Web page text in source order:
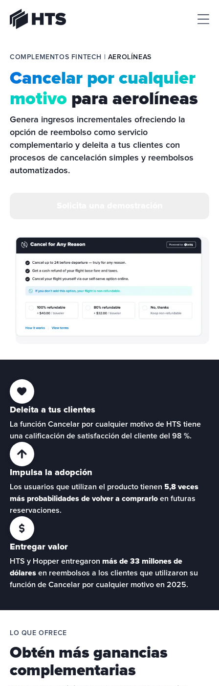
COMPLEMENTOS FINTECH | AEROLÍNEAS
Cancelar por cualquier
motivo para aerolíneas
Genera ingresos incrementales ofreciendo la
opción de reembolso como servicio
complementario y deleita a tus clientes con
procesos de cancelación simples y reembolsos
automatizados.
Deleita a tus clientes
La función Cancelar por cualquier motivo de HTS tiene
una calificación de satisfacción del cliente del 98 %.
Impulsa la adopción
Los usuarios que utilizan el producto tienen 5,8 veces
más probabilidades de volver a comprarlo en futuras
reservaciones.
Entregar valor
HTS y Hopper entregaron más de 33 millones de
dólares en reembolsos a los clientes que utilizaron su
función de Cancelar por cualquier motivo en 2025.
LO QUE OFRECE
Obtén más ganancias
complementarias